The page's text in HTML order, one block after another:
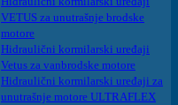
VETUS za unutrašnje brodske
motore
Hidraulični kormilarski uređaji
Vetus za vanbrodske motore
Hidraulični kormilarski uređaji za
unutrašnje motore ULTRAFLEX